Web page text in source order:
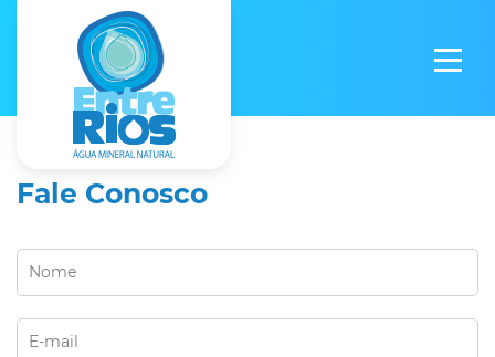
Fale Conosco